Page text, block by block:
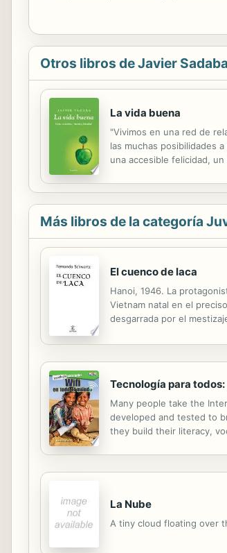
Otros libros de Javier Sadaba
La vida buena
"Vivimos en una red de
las muchas posibilidades
una accesible felicidad,
Más libros de la categoría
El cuenco de laca
Hanoi, 1946. La
Vietnam natal en el
desgarrada por el
Tecnología para
Many people take the
developed and tested to
they build their literacy,
La Nube
A tiny cloud floating over